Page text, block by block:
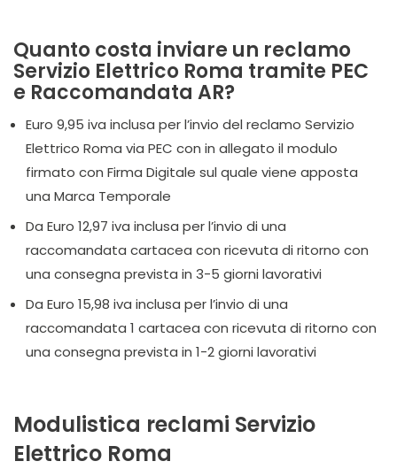
Quanto costa inviare un reclamo
Servizio Elettrico Roma tramite PEC
e Raccomandata AR?
Euro 9,95 iva inclusa per l’invio del reclamo Servizio
Elettrico Roma via PEC con in allegato il modulo
firmato con Firma Digitale sul quale viene apposta
una Marca Temporale
Da Euro 12,97 iva inclusa per l’invio di una
raccomandata cartacea con ricevuta di ritorno con
una consegna prevista in 3-5 giorni lavorativi
Da Euro 15,98 iva inclusa per l’invio di una
raccomandata 1 cartacea con ricevuta di ritorno con
una consegna prevista in 1-2 giorni lavorativi
Modulistica reclami Servizio
Elettrico Roma